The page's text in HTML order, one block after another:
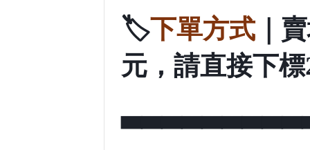
🏷️下單方式 ｜
元，請直接下